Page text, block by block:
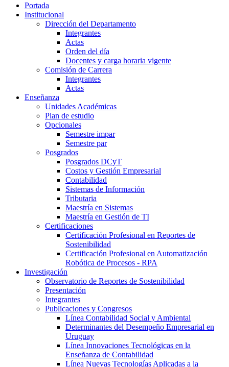
Portada
Institucional
Dirección del Departamento
Integrantes
Actas
Orden del día
Docentes y carga horaria vigente
Comisión de Carrera
Integrantes
Actas
Enseñanza
Unidades Académicas
Plan de estudio
Opcionales
Semestre impar
Semestre par
Posgrados
Posgrados DCyT
Costos y Gestión Empresarial
Contabilidad
Sistemas de Información
Tributaria
Maestría en Sistemas
Maestría en Gestión de TI
Certificaciones
Certificación Profesional en Reportes de
Sostenibilidad
Certificación Profesional en Automatización
Robótica de Procesos - RPA
Investigación
Observatorio de Reportes de Sostenibilidad
Presentación
Integrantes
Publicaciones y Congresos
Línea Contabilidad Social y Ambiental
Determinantes del Desempeño Empresarial en
Uruguay
Línea Innovaciones Tecnológicas en la
Enseñanza de Contabilidad
Línea Nuevas Tecnologías Aplicadas a la